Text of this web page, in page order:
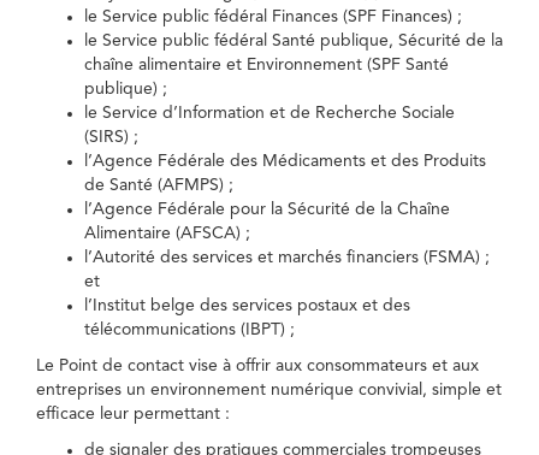
le Service public fédéral Finances (SPF Finances) ;
le Service public fédéral Santé publique, Sécurité de la
chaîne alimentaire et Environnement (SPF Santé
publique) ;
le Service d’Information et de Recherche Sociale
(SIRS) ;
l’Agence Fédérale des Médicaments et des Produits
de Santé (AFMPS) ;
l’Agence Fédérale pour la Sécurité de la Chaîne
Alimentaire (AFSCA) ;
l’Autorité des services et marchés financiers (FSMA) ;
et
l’Institut belge des services postaux et des
télécommunications (IBPT) ;
Le Point de contact vise à offrir aux consommateurs et aux
entreprises un environnement numérique convivial, simple et
efficace leur permettant :
de signaler des pratiques commerciales trompeuses